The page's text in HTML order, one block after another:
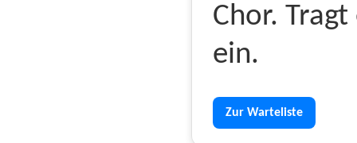
Chor.
ein.
Zur Warteliste